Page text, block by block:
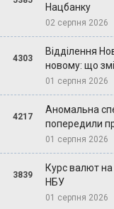
Нацбанку
02 серпня 2026
4303
Відділення
новому: що
01 серпня 2026
4217
Аномальна
попередили
01 серпня 2026
3839
Курс валют на
НБУ
01 серпня 2026